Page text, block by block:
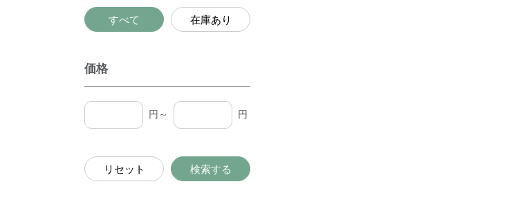
すべて 在庫あり
価格
円～ 円
リセット 検索する